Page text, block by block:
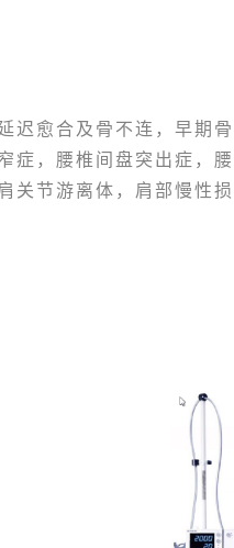
迟愈合及骨不连，早期
症，腰椎间盘突出症，
关节游离体，肩部慢性